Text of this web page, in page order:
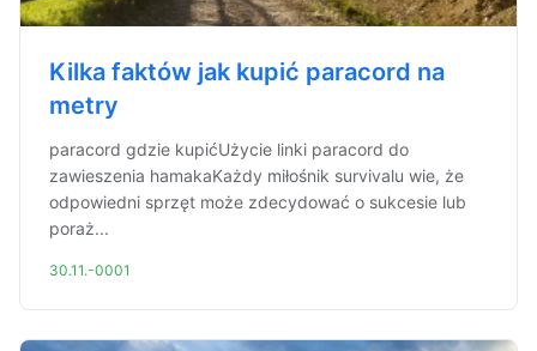
Kilka faktów jak kupić paracord na
metry
paracord gdzie kupićUżycie linki paracord do
zawieszenia hamakaKażdy miłośnik survivalu wie, że
odpowiedni sprzęt może zdecydować o sukcesie lub
poraż...
30.11.-0001